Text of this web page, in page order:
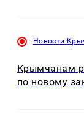
Новости
Крымчанам
по новому